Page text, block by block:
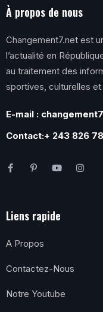
À propos de nous
Changement7.net est
l’actualité en
au traitement des
sportives, culturelles et
E-mail :
Contact:+ 243 826
Liens rapide
A Propos
Contactez-Nous
Notre Youtube